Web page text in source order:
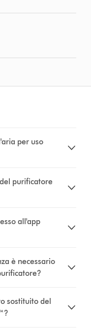
per uso
purificatore
all'app
è necessario
sostituito del